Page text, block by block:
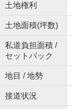
土地権利
土地面積(坪数)
私道負担面積 /
セットバック
地目 / 地勢
接道状況